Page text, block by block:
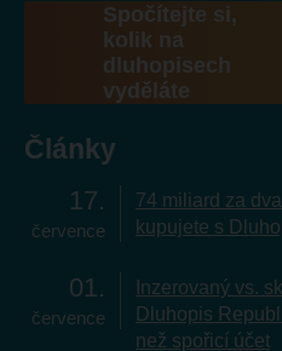
Spočítejte si,
kolik na
dluhopisech
vyděláte
Články
17
července
74 miliard za
kupujete s
01
července
Inzerovaný vs.
Dluhopis
než spořicí účet